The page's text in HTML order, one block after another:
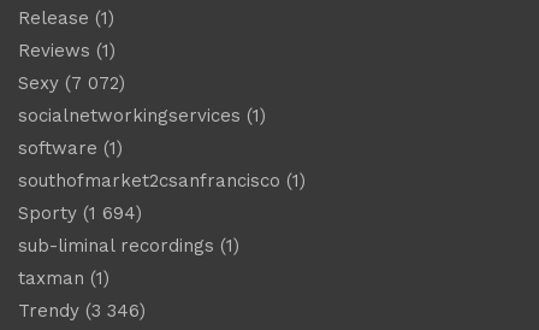
Release (1)
Reviews (1)
Sexy (7 072)
socialnetworkingservices (1)
software (1)
southofmarket2csanfrancisco (1)
Sporty (1 694)
sub-liminal recordings (1)
taxman (1)
Trendy (3 346)